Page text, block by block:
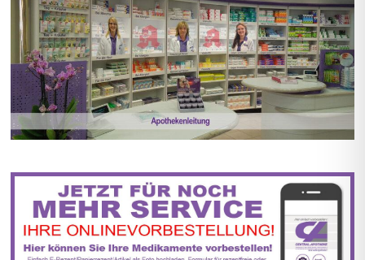
BIS ZU 55% RABATT AUF
REZEPTFREIE MEDIKAMENTE
5% TREUEBONUS MIT
KUNDENKARTE